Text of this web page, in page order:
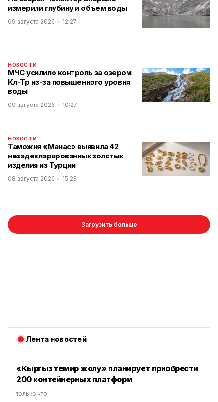
измерили глубину и объем воды
09 августа 2026 12:27
НОВОСТИ
МЧС усилило контроль за озером
Көл-Төр из-за повышенного уровня
воды
09 августа 2026 10:27
НОВОСТИ
Таможня «Манас» выявила 42
незадекларированных золотых
изделия из Турции
08 августа 2026 15:23
Загрузить больше
Лента новостей
«Кыргыз темир жолу» планирует приобрести
200 контейнерных платформ
только что